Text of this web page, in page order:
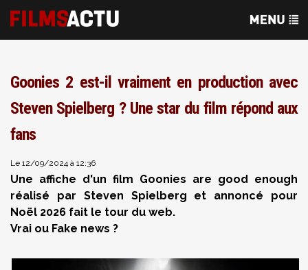
Goonies 2 est-il vraiment en production avec
Steven Spielberg ? Une star du film répond aux
fans
Le 12/09/2024 à 12:36
Une affiche d'un film Goonies are good enough
réalisé par Steven Spielberg et annoncé pour
Noël 2026 fait le tour du web.
Vrai ou Fake news ?